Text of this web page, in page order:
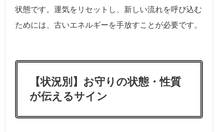
状態です。運気をリセットし、新しい流れを呼び込む
ためには、古いエネルギーを手放すことが必要です。
【状況別】お守りの状態・性質
が伝えるサイン